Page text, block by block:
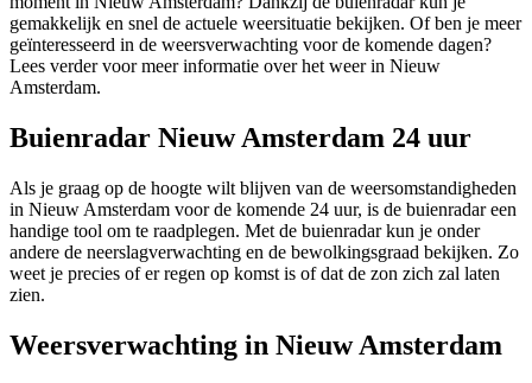
gemakkelijk en snel de actuele weersituatie bekijken. Of ben je meer
geïnteresseerd in de weersverwachting voor de komende dagen?
Lees verder voor meer informatie over het weer in Nieuw
Amsterdam.
Buienradar Nieuw Amsterdam 24 uur
Als je graag op de hoogte wilt blijven van de weersomstandigheden
in Nieuw Amsterdam voor de komende 24 uur, is de buienradar een
handige tool om te raadplegen. Met de buienradar kun je onder
andere de neerslagverwachting en de bewolkingsgraad bekijken. Zo
weet je precies of er regen op komst is of dat de zon zich zal laten
zien.
Weersverwachting in Nieuw Amsterdam